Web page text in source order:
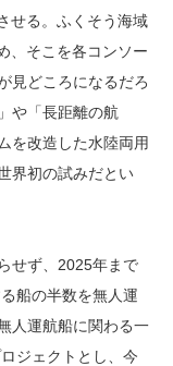
せる。ふくそう海域
、そこを各コンソー
見どころになるだろ
や「長距離の航
を改造した水陸両用
界初の試みだとい
せず、2025年まで
船の半数を無人運
人運航船に関わる一
ジェクトとし、今